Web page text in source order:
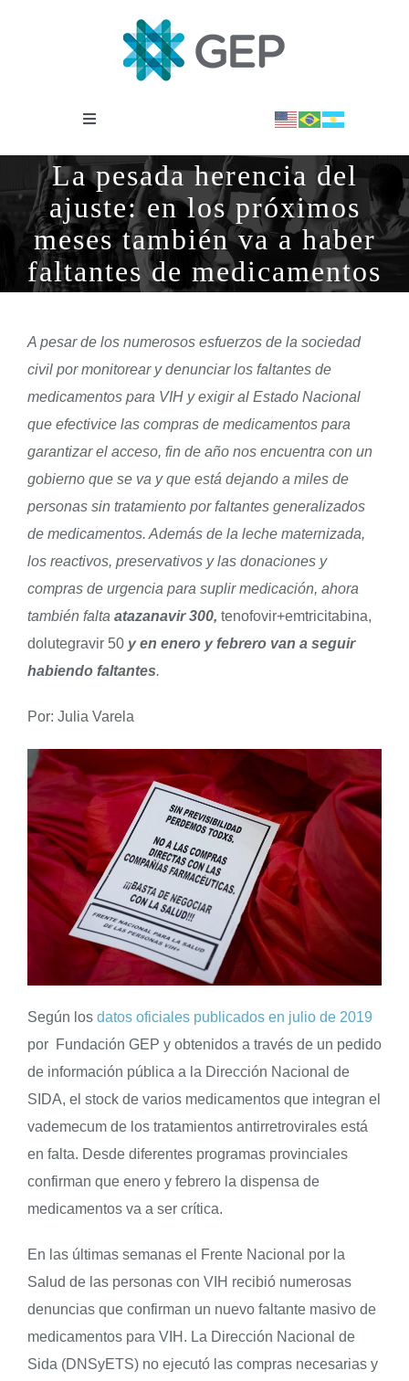
Toggle
INSTITUCIONAL
OBSERVATORIO
NOTICIAS
BIBLIOTECA
COVID-19
La pesada herencia del
ajuste: en los próximos
meses también va a haber
faltantes de medicamentos
A pesar de los numerosos esfuerzos de la sociedad
civil por monitorear y denunciar los faltantes de
medicamentos para VIH y exigir al Estado Nacional
que efectivice las compras de medicamentos para
garantizar el acceso, fin de año nos encuentra con un
gobierno que se va y que está dejando a miles de
personas sin tratamiento por faltantes generalizados
de medicamentos. Además de la leche maternizada,
los reactivos, preservativos y las donaciones y
compras de urgencia para suplir medicación, ahora
también falta atazanavir 300, tenofovir+emtricitabina,
dolutegravir 50 y en enero y febrero van a seguir
habiendo faltantes.
Por: Julia Varela
Según los datos oficiales publicados en julio de 2019
por Fundación GEP y obtenidos a través de un pedido
de información pública a la Dirección Nacional de
SIDA, el stock de varios medicamentos que integran el
vademecum de los tratamientos antirretrovirales está
en falta. Desde diferentes programas provinciales
confirman que enero y febrero la dispensa de
medicamentos va a ser crítica.
En las últimas semanas el Frente Nacional por la
Salud de las personas con VIH recibió numerosas
denuncias que confirman un nuevo faltante masivo de
medicamentos para VIH. La Dirección Nacional de
Sida (DNSyETS) no ejecutó las compras necesarias y